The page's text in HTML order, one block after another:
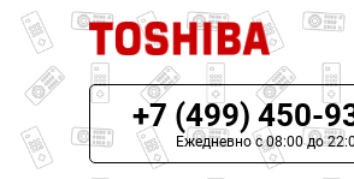
ЦЕНЫ НА РЕМОНТ
О СЕРВИСЕ
+7 (499) 450-
Ежедневно с 08:00 до